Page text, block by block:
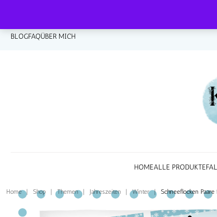
BLOGFAQÜBER MICH
HOMEALLE PRODUKTE
Home | Shop Themen Jahreszeiten Winter | Schneeflocken